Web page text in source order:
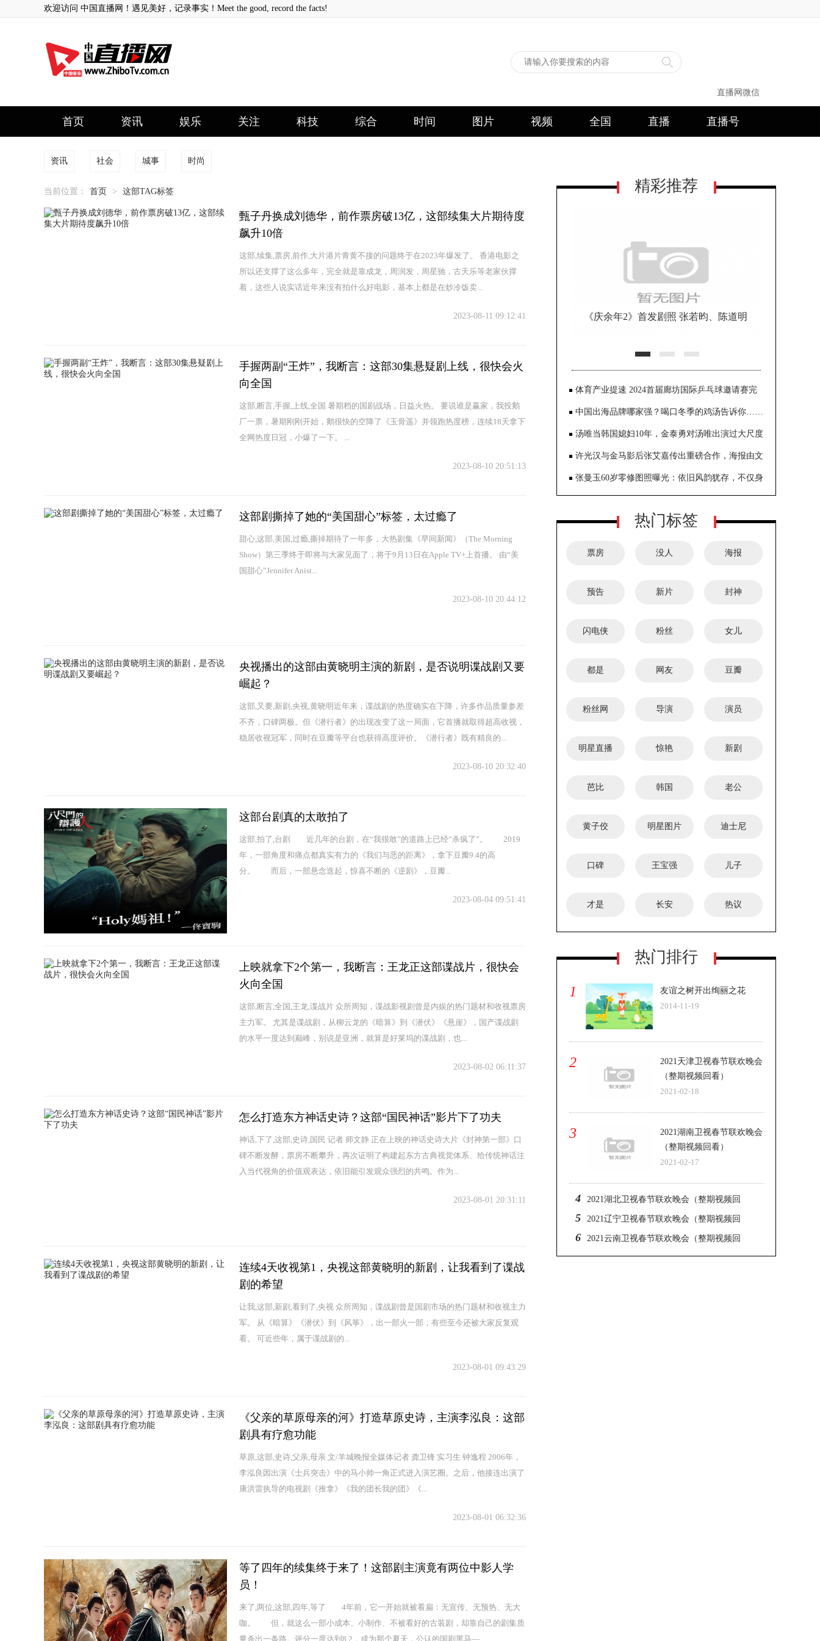
欢迎访问 中国直播网！遇见美好，记录事实！Meet the good, record the facts!
直播网微信
首页 资讯 娱乐 关注 科技 综合 时间 图片 视频 全国 直播 直播号
资讯 社会 城事 时尚
当前位置： 首页 > 这部TAG标签
甄子丹换成刘德华，前作票房破13亿，这部续集大片期待度
飙升10倍
这部,续集,票房,前作,大片港片青黄不接的问题终于在2023年爆发了。 香港电影之
所以还支撑了这么多年，完全就是靠成龙，周润发，周星驰，古天乐等老家伙撑
着，这些人说实话近年来没有拍什么好电影，基本上都是在炒冷饭卖...
2023-08-11 09:12:41
手握两副“王炸”，我断言：这部30集悬疑剧上线，很快会火
向全国
这部,断言,手握,上线,全国 暑期档的国剧战场，日益火热。 要说谁是赢家，我投鹅
厂一票，暑期刚刚开始，鹅很快的空降了《玉骨遥》并领跑热度榜，连续18天拿下
全网热度日冠，小爆了一下。 ...
2023-08-10 20:51:13
这部剧撕掉了她的“美国甜心”标签，太过瘾了
甜心,这部,美国,过瘾,撕掉期待了一年多，大热剧集《早间新闻》（The Morning
Show）第三季终于即将与大家见面了，将于9月13日在Apple TV+上首播。 由“美
国甜心”Jennifer Anist...
2023-08-10 20:44:12
央视播出的这部由黄晓明主演的新剧，是否说明谍战剧又要
崛起？
这部,又要,新剧,央视,黄晓明近年来，谍战剧的热度确实在下降，许多作品质量参差
不齐，口碑两极。但《潜行者》的出现改变了这一局面，它首播就取得超高收视，
稳居收视冠军，同时在豆瓣等平台也获得高度评价。《潜行者》既有精良的...
2023-08-10 20:32:40
这部台剧真的太敢拍了
这部,拍了,台剧 近几年的台剧，在“我很敢”的道路上已经“杀疯了”。 2019
年，一部角度和痛点都真实有力的《我们与恶的距离》，拿下豆瓣9.4的高
分。 而后，一部悬念迭起，惊喜不断的《逆剧》，豆瓣...
2023-08-04 09:51:41
上映就拿下2个第一，我断言：王龙正这部谍战片，很快会
火向全国
这部,断言,全国,王龙,谍战片 众所周知，谍战影视剧曾是内娱的热门题材和收视票房
主力军。 尤其是谍战剧，从柳云龙的《暗算》到《潜伏》《悬崖》，国产谍战剧
的水平一度达到巅峰，别说是亚洲，就算是好莱坞的谍战剧，也...
2023-08-02 06:11:37
怎么打造东方神话史诗？这部“国民神话”影片下了功夫
神话,下了,这部,史诗,国民 记者 师文静 正在上映的神话史诗大片《封神第一部》口
碑不断发酵，票房不断攀升，再次证明了构建起东方古典视觉体系、给传统神话注
入当代视角的价值观表达，依旧能引发观众强烈的共鸣。作为...
2023-08-01 20:31:11
连续4天收视第1，央视这部黄晓明的新剧，让我看到了谍战
剧的希望
让我,这部,新剧,看到了,央视 众所周知，谍战剧曾是国剧市场的热门题材和收视主力
军。 从《暗算》《潜伏》到《风筝》，出一部火一部，有些至今还被大家反复观
看。 可近些年，属于谍战剧的...
2023-08-01 09:43:29
《父亲的草原母亲的河》打造草原史诗，主演李泓良：这部
剧具有疗愈功能
草原,这部,史诗,父亲,母亲 文/羊城晚报全媒体记者 龚卫锋 实习生 钟逸程 2006年，
李泓良因出演《士兵突击》中的马小帅一角正式进入演艺圈。之后，他接连出演了
康洪雷执导的电视剧《推拿》《我的团长我的团》《...
2023-08-01 06:32:36
等了四年的续集终于来了！这部剧主演竟有两位中影人学
员！
来了,两位,这部,四年,等了 4年前，它一开始就被看扁：无宣传、无预热、无大
咖。 但，就这么一部小成本、小制作、不被看好的古装剧，却靠自己的剧集质
量杀出一条路。评分一度达到8.2，成为那个夏天，公认的国剧黑马—...
精彩推荐
《庆余年2》首发剧照 张若昀、陈道明
体育产业提速 2024首届廊坊国际乒乓球邀请赛完
美收官
中国出海品牌哪家强？喝口冬季的鸡汤告诉你……
汤唯当韩国媳妇10年，金泰勇对汤唯出演过大尺度
《色戒》一点也不介意
许光汉与金马影后张艾嘉传出重磅合作，海报由文
念中亲自操刀，呈现奇幻世界观
张曼玉60岁零修图照曝光：依旧风韵犹存，不仅身
热门标签
票房 没人 海报
预告 新片 封神
闪电侠 粉丝 女儿
都是 网友 豆瓣
粉丝网 导演 演员
明星直播 惊艳 新剧
芭比 韩国 老公
黄子佼 明星图片 迪士尼
口碑 王宝强 儿子
才是 长安 热议
热门排行
1
友谊之树开出绚丽之花
2014-11-19
2
2021天津卫视春节联欢晚会
（整期视频回看）
2021-02-18
3
2021湖南卫视春节联欢晚会
（整期视频回看）
2021-02-17
4 2021湖北卫视春节联欢晚会（整期视频回
看）
5 2021辽宁卫视春节联欢晚会（整期视频回
看）
6 2021云南卫视春节联欢晚会（整期视频回
看）